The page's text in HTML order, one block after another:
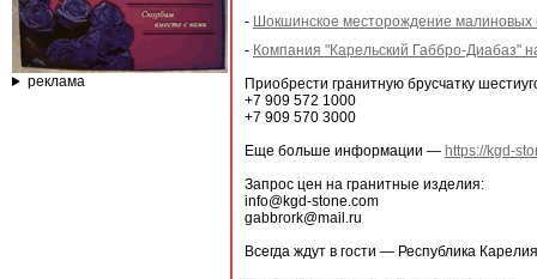
реклама
- Шокшинское месторождение малиновых
- Компания "Карельский Габбро-Диабаз"
Приобрести гранитную брусчатку
+7 909 572 1000
+7 909 570 3000
Еще больше информации — https://kgd-
Запрос цен на гранитные изделия:
info@kgd-stone.com
gabbrork@mail.ru
Всегда ждут в гости — Республика